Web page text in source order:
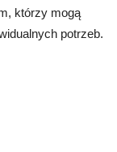
którzy mogą
potrzeb.